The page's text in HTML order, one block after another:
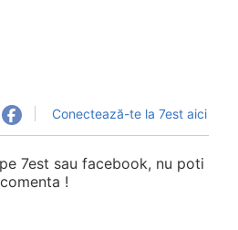
Conectează-te la 7est aici
7est sau facebook, nu poti
comenta !